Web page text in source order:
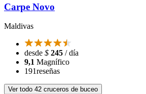
Carpe Novo
Maldivas
desde $ 245 / día
9,1 Magnífico
191reseñas
Ver todo 42 cruceros de buceo